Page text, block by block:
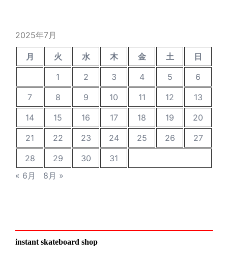
2025年7月
月 火 水 木 金 土
日
1
2 3 4 5
6
7
8 9 10 11 12
13
14
15 16 17 18 19
20
21
22 23 24 25 26
27
28
29 30
31
« 6月
8月 »
instant skateboard shop